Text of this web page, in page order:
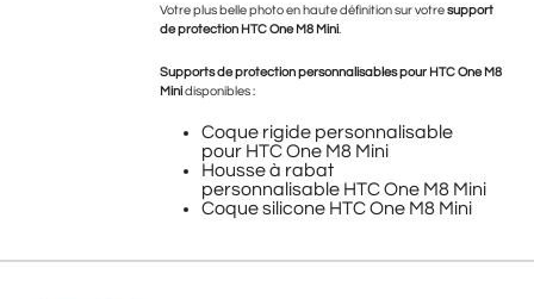
Votre plus belle photo en haute définition sur votresupport
de protection HTC One M8 Mini
Supports de protection personnalisables pour HTC One M8
Mini disponibles :
Coque rigide personnalisable
pour HTC One M8 Mini
Housse à rabat
personnalisable HTC One M8 Mini
Coque silicone HTC One M8 Mini